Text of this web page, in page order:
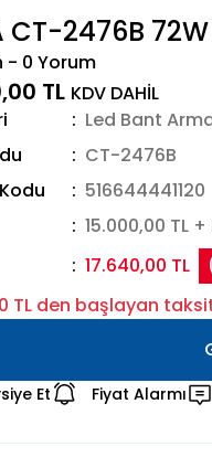
CT-2476B
- 0 Yorum
TL KDV DAHİL
Led Bant
CT-2476B
516644441120
15.000,00 TL +
17.640,00 TL
TL den başlayan
Et Fiyat Alarmı